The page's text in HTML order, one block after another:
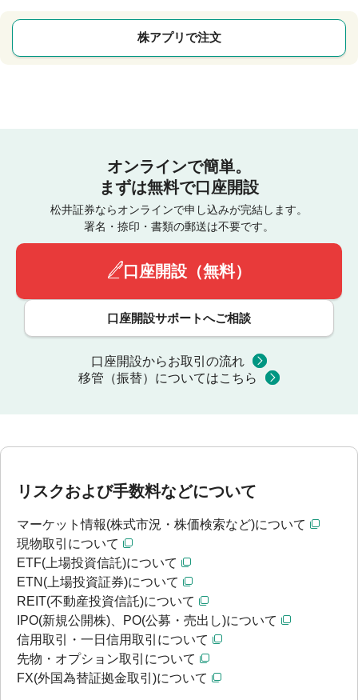
株アプリで注文
オンラインで簡単。
まずは無料で口座開設
松井証券ならオンラインで申し込みが完結します。
署名・捺印・書類の郵送は不要です。
口座開設（無料）
口座開設サポートへご相談
口座開設からお取引の流れ
移管（振替）についてはこちら
リスクおよび手数料などについて
マーケット情報(株式市況・株価検索など)について
現物取引について
ETF(上場投資信託)について
ETN(上場投資証券)について
REIT(不動産投資信託)について
IPO(新規公開株)、PO(公募・売出し)について
信用取引・一日信用取引について
先物・オプション取引について
FX(外国為替証拠金取引)について